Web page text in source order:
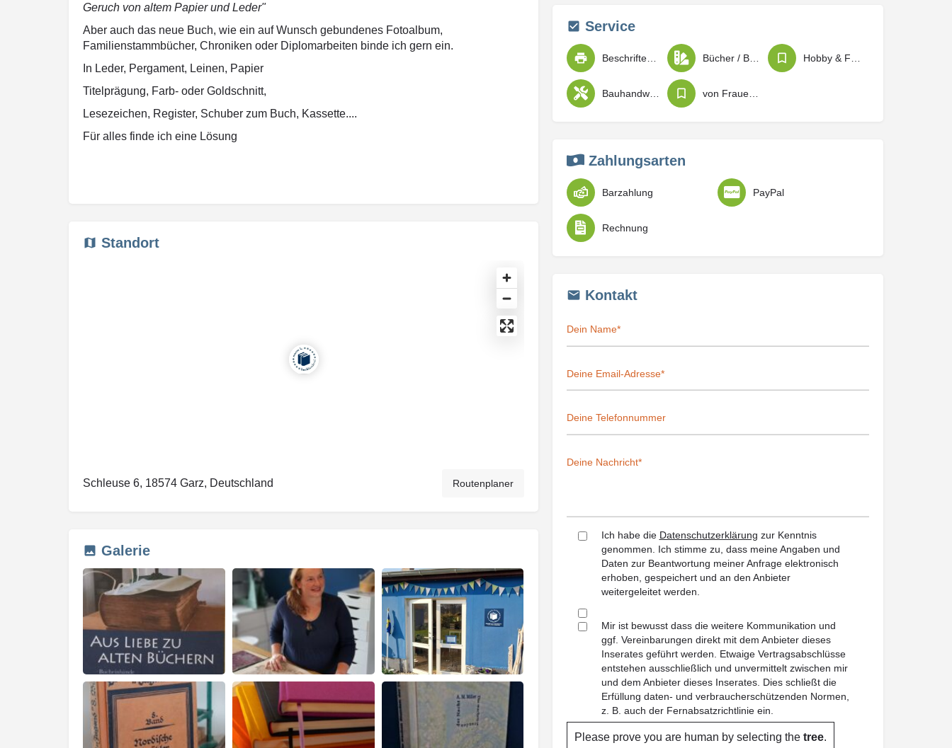
Geruch von altem Papier und Leder"
Aber auch das neue Buch, wie ein auf Wunsch gebundenes Fotoalbum,
Familienstammbücher, Chroniken oder Diplomarbeiten binde ich gern ein.
In Leder, Pergament, Leinen, Papier
Titelprägung, Farb- oder Goldschnitt,
Lesezeichen, Register, Schuber zum Buch, Kassette....
Für alles finde ich eine Lösung
Standort
Schleuse 6, 18574 Garz, Deutschland Routenplaner
Galerie
Service
Beschriften / Drucken / Kopieren Bücher / Büromaterial / Schreibwaren
Bauhandwerk / Restauration von Frauen geführt
Zahlungsarten
Barzahlung PayPal
Rechnung
Kontakt
Ich habe die Datenschutzerklärung zur Kenntnis
genommen. Ich stimme zu, dass meine Angaben und
Daten zur Beantwortung meiner Anfrage elektronisch
erhoben, gespeichert und an den Anbieter
weitergeleitet werden.
Mir ist bewusst dass die weitere Kommunikation und
ggf. Vereinbarungen direkt mit dem Anbieter dieses
Inserates geführt werden. Etwaige Vertragsabschlüsse
entstehen ausschließlich und unvermittelt zwischen mir
und dem Anbieter dieses Inserates. Dies schließt die
Erfüllung daten- und verbraucherschützenden Normen,
z. B. auch der Fernabsatzrichtlinie ein.
Please prove you are human by selecting thetree.